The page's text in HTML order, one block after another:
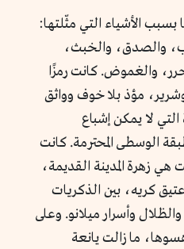
الأشياء التي مثّلتها:
والصدق، والخبث،
والغموض. كانت رمزًا
مؤذ بلا خوف وواثق
لا يمكن إشباع
الوسطى المحترمة. كانت
هي زهرة المدينة القديمة،
كريه، بين الذكريات
وأسرار ميلانو. وعلى
ما زالت يانعة